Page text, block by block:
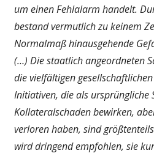
um einen Fehlalarm handelt.
bestand vermutlich zu keinem
Normalmaß hinausgehende
(…) Die staatlich angeordneten
die vielfältigen
Initiativen, die als ursprüngliche
Kollateralschaden bewirken,
verloren haben, sind
wird dringend empfohlen, sie